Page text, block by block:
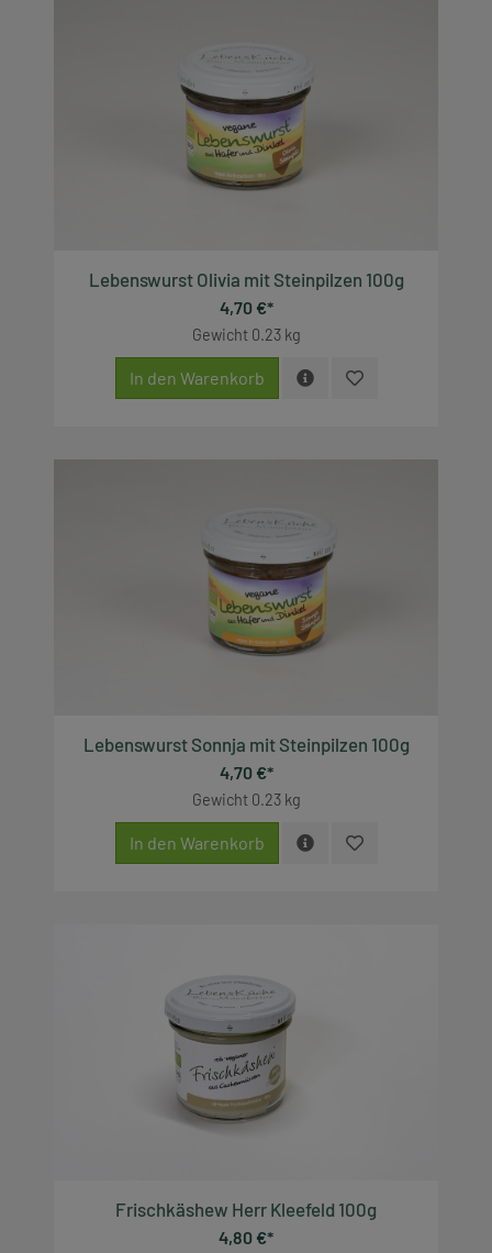
Lebenswurst Olivia mit Steinpilzen 100g
4,70 €*
Gewicht 0.23 kg
In den Warenkorb
Lebenswurst Sonnja mit Steinpilzen 100g
4,70 €*
Gewicht 0.23 kg
In den Warenkorb
Frischkäshew Herr Kleefeld 100g
4,80 €*